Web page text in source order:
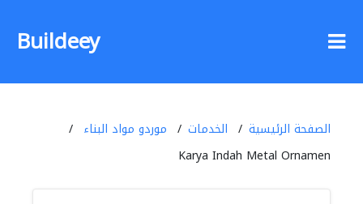
Buildeey
الصفحة الرئيسية الخدمات
موردو مواد البناء
Karya Indah Metal Ornamen